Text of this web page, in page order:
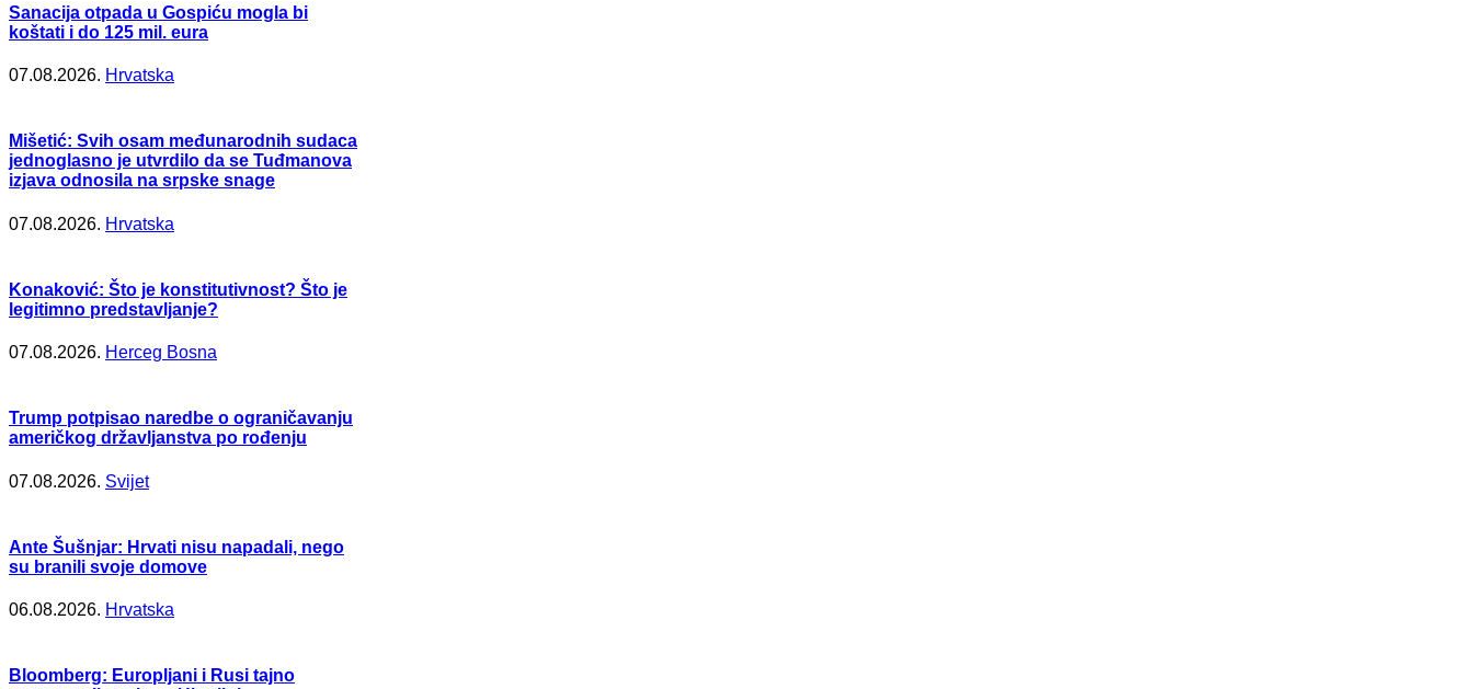
Sanacija otpada u Gospiću mogla bi
koštati i do 125 mil. eura
07.08.2026. Hrvatska
Mišetić: Svih osam međunarodnih sudaca
jednoglasno je utvrdilo da se Tuđmanova
izjava odnosila na srpske snage
07.08.2026. Hrvatska
Konaković: Što je konstitutivnost? Što je
legitimno predstavljanje?
07.08.2026. Herceg Bosna
Trump potpisao naredbe o ograničavanju
američkog državljanstva po rođenju
07.08.2026. Svijet
Ante Šušnjar: Hrvati nisu napadali, nego
su branili svoje domove
06.08.2026. Hrvatska
Bloomberg: Europljani i Rusi tajno